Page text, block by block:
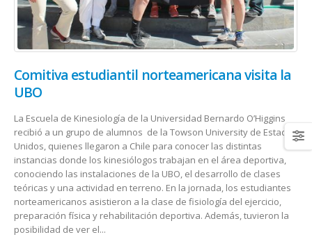
Comitiva estudiantil norteamericana visita la
UBO
La Escuela de Kinesiología de la Universidad Bernardo O’Higgins
recibió a un grupo de alumnos de la Towson University de Estados
Unidos, quienes llegaron a Chile para conocer las distintas
instancias donde los kinesiólogos trabajan en el área deportiva,
conociendo las instalaciones de la UBO, el desarrollo de clases
teóricas y una actividad en terreno. En la jornada, los estudiantes
norteamericanos asistieron a la clase de fisiología del ejercicio,
preparación física y rehabilitación deportiva. Además, tuvieron la
posibilidad de ver el...